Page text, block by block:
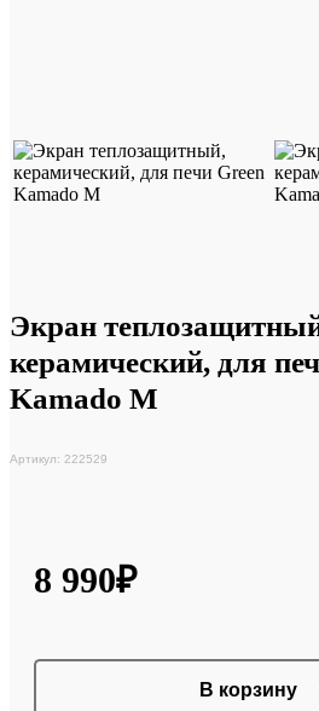
Экран
керамический, для
Kamado M
Артикул: 222529
8 990₽
В корзину